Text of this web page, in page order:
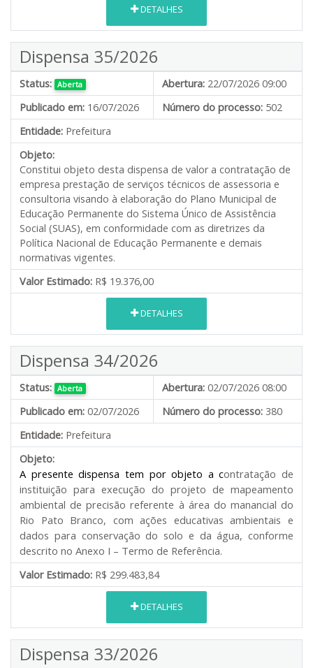
DETALHES
Dispensa 35/2026
Status: Aberta Abertura: 22/07/2026 09:00
Publicado em: 16/07/2026 Número do processo: 502
Entidade: Prefeitura
Objeto:
Constitui objeto desta dispensa de valor a contratação de
empresa prestação de serviços técnicos de assessoria e
consultoria visando à elaboração do Plano Municipal de
Educação Permanente do Sistema Único de Assistência
Social (SUAS), em conformidade com as diretrizes da
Política Nacional de Educação Permanente e demais
normativas vigentes.
Valor Estimado: R$ 19.376,00
DETALHES
Dispensa 34/2026
Status: Aberta Abertura: 02/07/2026 08:00
Publicado em: 02/07/2026 Número do processo: 380
Entidade: Prefeitura
Objeto:
A presente dispensa tem por objeto a contratação de
instituição para execução do projeto de mapeamento
ambiental de precisão referente à área do manancial do
Rio Pato Branco, com ações educativas ambientais e
dados para conservação do solo e da água, conforme
descrito no Anexo I – Termo de Referência.
Valor Estimado: R$ 299.483,84
DETALHES
Dispensa 33/2026